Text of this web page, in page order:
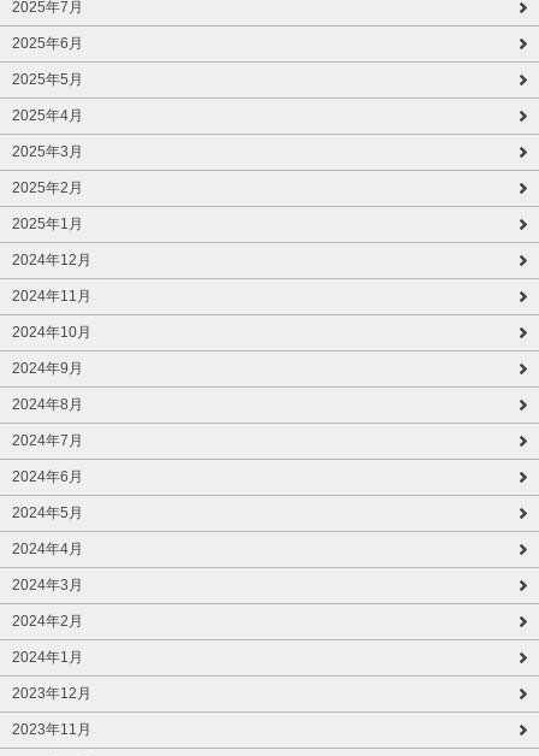
2025年7月
2025年6月
2025年5月
2025年4月
2025年3月
2025年2月
2025年1月
2024年12月
2024年11月
2024年10月
2024年9月
2024年8月
2024年7月
2024年6月
2024年5月
2024年4月
2024年3月
2024年2月
2024年1月
2023年12月
2023年11月